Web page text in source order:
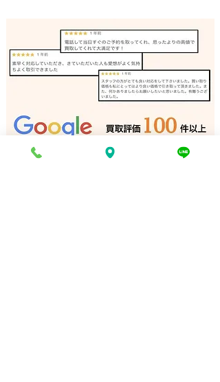
バンドソー 買取 相生市｜
姫路の買取専門店